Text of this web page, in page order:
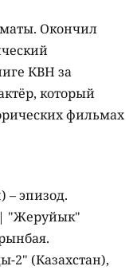
Окончил
КВН за
который
фильмах
– эпизод.
| "Жеруйык"
2" (Казахстан),